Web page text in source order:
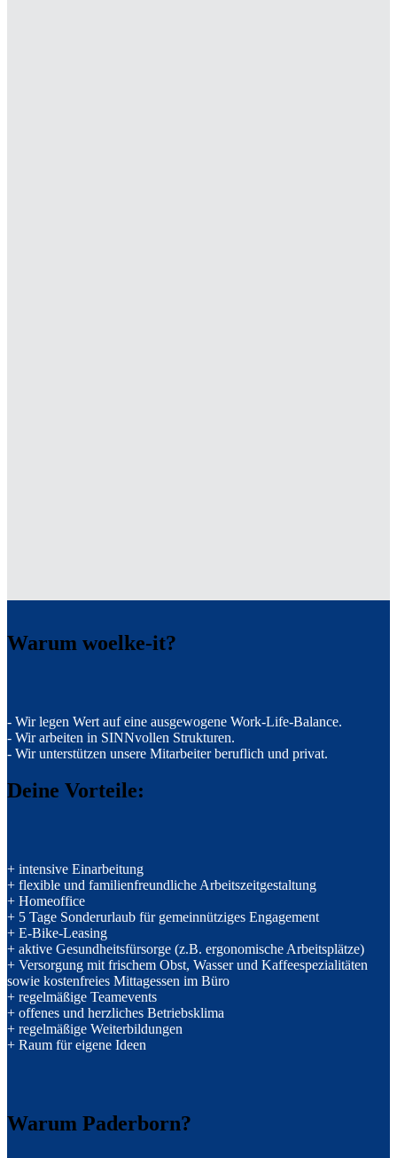
Warum woelke-it?
- Wir legen Wert auf eine ausgewogene Work-Life-Balance.
- Wir arbeiten in SINNvollen Strukturen.
- Wir unterstützen unsere Mitarbeiter beruflich und privat.
Deine Vorteile:
+ intensive Einarbeitung
+ flexible und familienfreundliche Arbeitszeitgestaltung
+ Homeoffice
+ 5 Tage Sonderurlaub für gemeinnütziges Engagement
+ E-Bike-Leasing
+ aktive Gesundheitsfürsorge (z.B. ergonomische Arbeitsplätze)
+ Versorgung mit frischem Obst, Wasser und Kaffeespezialitäten
sowie kostenfreies Mittagessen im Büro
+ regelmäßige Teamevents
+ offenes und herzliches Betriebsklima
+ regelmäßige Weiterbildungen
+ Raum für eigene Ideen
Warum Paderborn?